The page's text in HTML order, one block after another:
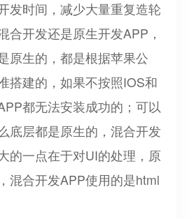
发时间，减少大量重复造轮
合开发还是原生开发APP，
原生的，都是根据苹果公
搭建的，如果不按照IOS和
都无法安装成功的；可以
底层都是原生的，混合开发
的一点在于对UI的处理，原
混合开发APP使用的是html